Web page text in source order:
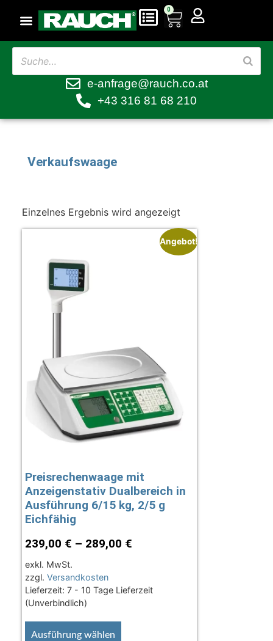
0
e-anfrage@rauch.co.at
+43 316 81 68 210
Verkaufswaage
Einzelnes Ergebnis wird angezeigt
Angebot!
Preisrechenwaage mit
Anzeigenstativ Dualbereich in
Ausführung 6/15 kg, 2/5 g
Eichfähig
239,00 € – 289,00 €
exkl. MwSt.
zzgl. Versandkosten
Lieferzeit: 7 - 10 Tage Lieferzeit
(Unverbindlich)
Ausführung wählen